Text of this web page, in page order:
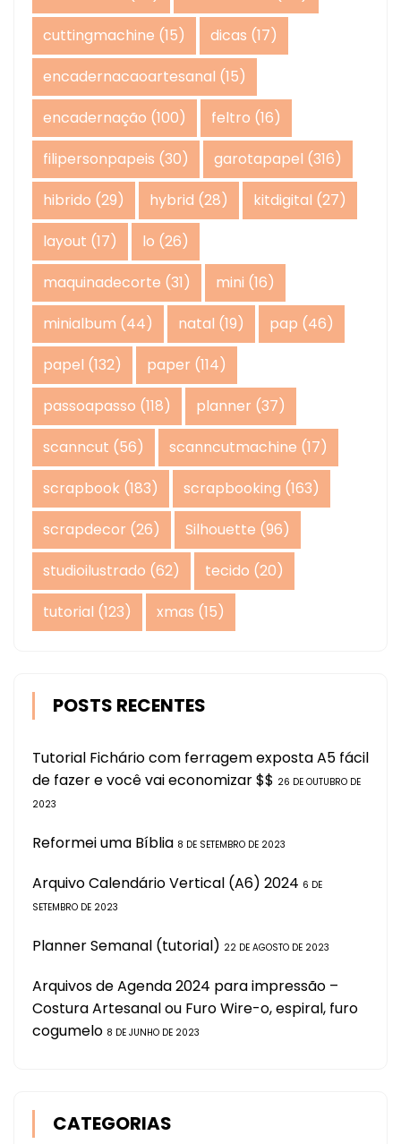
cuttingmachine (15) dicas (17)
encadernacaoartesanal (15)
encadernação (100) feltro (16)
filipersonpapeis (30) garotapapel (316)
hibrido (29) hybrid (28) kitdigital (27)
layout (17) lo (26)
maquinadecorte (31) mini (16)
minialbum (44) natal (19) pap (46)
papel (132) paper (114)
passoapasso (118) planner (37)
scanncut (56) scanncutmachine (17)
scrapbook (183) scrapbooking (163)
scrapdecor (26) Silhouette (96)
studioilustrado (62) tecido (20)
tutorial (123) xmas (15)
POSTS RECENTES
Tutorial Fichário com ferragem exposta A5 fácil
de fazer e você vai economizar $$ 26 DE OUTUBRO DE
2023
Reformei uma Bíblia 8 DE SETEMBRO DE 2023
Arquivo Calendário Vertical (A6) 2024 6 DE
SETEMBRO DE 2023
Planner Semanal (tutorial) 22 DE AGOSTO DE 2023
Arquivos de Agenda 2024 para impressão –
Costura Artesanal ou Furo Wire-o, espiral, furo
cogumelo 8 DE JUNHO DE 2023
CATEGORIAS